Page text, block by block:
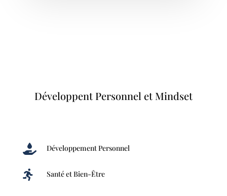
Développent Personnel et Mindset
 Développement Personnel
 Santé et Bien-Être